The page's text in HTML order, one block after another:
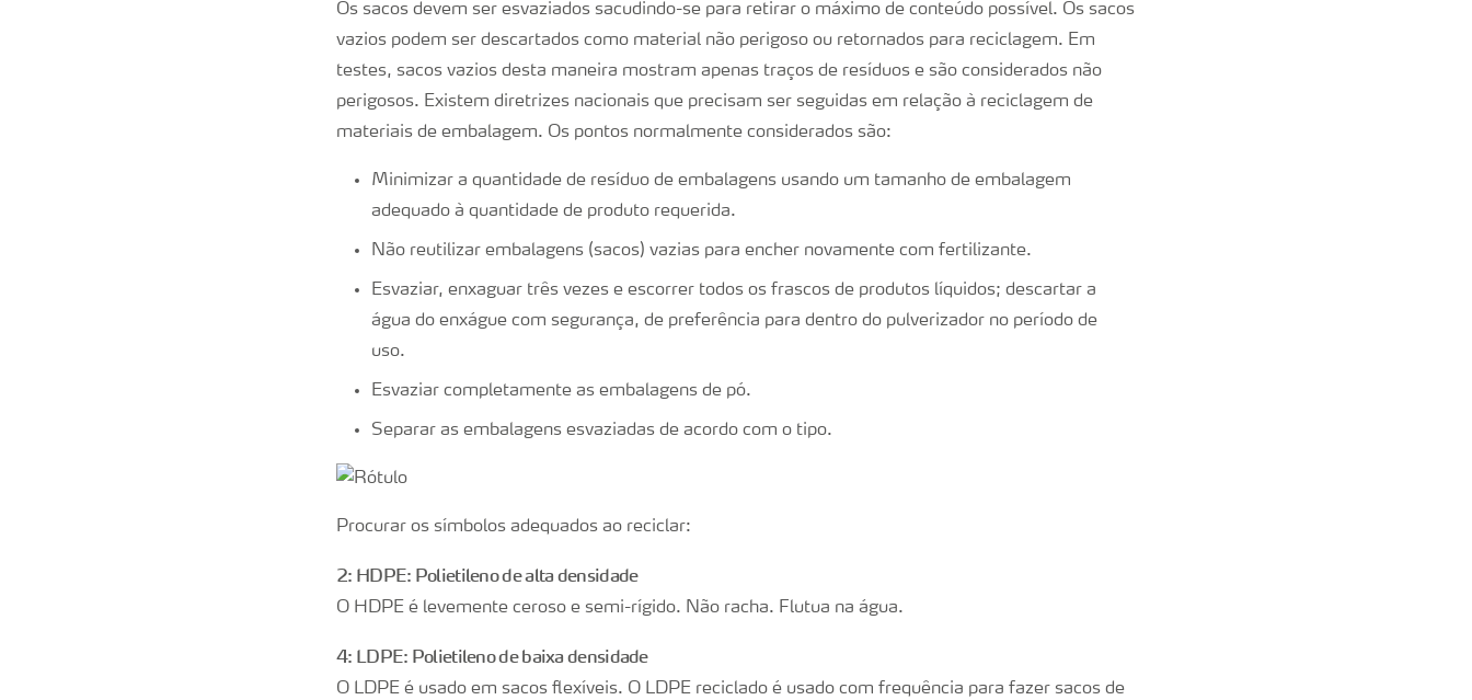
Os sacos devem ser esvaziados sacudindo-se para retirar o máximo de conteúdo possível. Os sacos
vazios podem ser descartados como material não perigoso ou retornados para reciclagem. Em
testes, sacos vazios desta maneira mostram apenas traços de resíduos e são considerados não
perigosos. Existem diretrizes nacionais que precisam ser seguidas em relação à reciclagem de
materiais de embalagem. Os pontos normalmente considerados são:
Minimizar a quantidade de resíduo de embalagens usando um tamanho de embalagem
adequado à quantidade de produto requerida.
Não reutilizar embalagens (sacos) vazias para encher novamente com fertilizante.
Esvaziar, enxaguar três vezes e escorrer todos os frascos de produtos líquidos; descartar a
água do enxágue com segurança, de preferência para dentro do pulverizador no período de
uso.
Esvaziar completamente as embalagens de pó.
Separar as embalagens esvaziadas de acordo com o tipo.
Procurar os símbolos adequados ao reciclar:
2: HDPE: Polietileno de alta densidade
O HDPE é levemente ceroso e semi-rígido. Não racha. Flutua na água.
4: LDPE: Polietileno de baixa densidade
O LDPE é usado em sacos flexíveis. O LDPE reciclado é usado com frequência para fazer sacos de